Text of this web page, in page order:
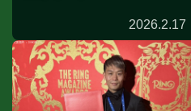
2026.2.17